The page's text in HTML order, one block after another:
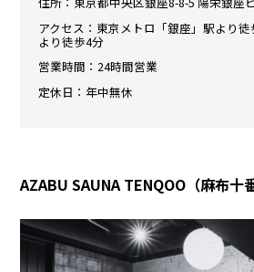
アクセス：東京メトロ「銀座」駅より
より徒歩4分
営業時間：24時間営業
定休日：年中無休
AZABU SAUNA TENQOO（麻布十番